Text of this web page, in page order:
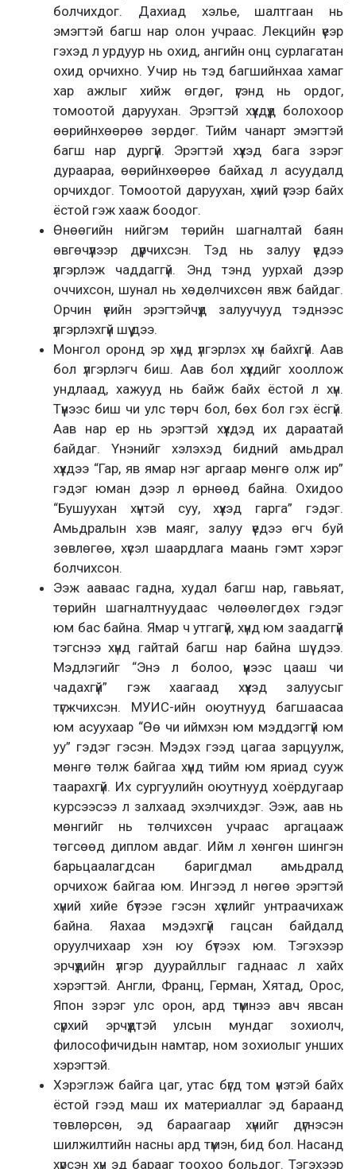
болчихдог. Дахиад хэлье, шалтгаан нь
эмэгтэй багш нар олон учраас. Лекцийн үеэр
гэхэд л урдуур нь охид, ангийн онц сурлагатан
охид орчихно. Учир нь тэд багшийнхаа хамаг
хар ажлыг хийж өгдөг, үгэнд нь ордог,
томоотой даруухан. Эрэгтэй хүүхдүүд болохоор
өөрийнхөөрөө зөрдөг. Тийм чанарт эмэгтэй
багш нар дургүй. Эрэгтэй хүүхэд бага зэрэг
дураараа, өөрийнхөөрөө байхад л асуудалд
орчихдог. Томоотой даруухан, хүний үгээр байх
ёстой гэж хааж боодог.
Өнөөгийн нийгэм төрийн шагналтай баян
өвгөчүүлээр дүүрчихсэн. Тэд нь залуу үедээ
үлгэрлэж чаддаггүй. Энд тэнд уурхай дээр
оччихсон, шунал нь хөдөлчихсөн явж байдаг.
Орчин үеийн эрэгтэйчүүд залуучууд тэднээс
үлгэрлэхгүй шүү дээ.
Монгол оронд эр хүнд үлгэрлэх хүн байхгүй. Аав
бол үлгэрлэгч биш. Аав бол хүүхдийг хооллож
ундлаад, хажууд нь байж байх ёстой л хүн.
Түүнээс биш чи улс төрч бол, бөх бол гэх ёсгүй.
Аав нар ер нь эрэгтэй хүүхдэд их дараатай
байдаг. Үнэнийг хэлэхэд бидний амьдрал
хүүхдээ “Гар, яв ямар нэг аргаар мөнгө олж ир”
гэдэг юман дээр л өрнөөд байна. Охидоо
“Бушуухан хүнтэй суу, хүүхэд гарга” гэдэг.
Амьдралын хэв маяг, залуу үедээ өгч буй
зөвлөгөө, хүсэл шаардлага маань гэмт хэрэг
болчихсон.
Ээж ааваас гадна, худал багш нар, гавьяат,
төрийн шагналтнуудаас чөлөөлөгдөх гэдэг
юм бас байна. Ямар ч утгагүй, хүнд юм заадаггүй
тэгснээ хүнд гайтай багш нар байна шүү дээ.
Мэдлэгийг “Энэ л болоо, үүнээс цааш чи
чадахгүй” гэж хаагаад хүүхэд залуусыг
түгжчихсэн. МУИС-ийн оюутнууд багшаасаа
юм асуухаар “Өө чи иймхэн юм мэддэггүй юм
уу” гэдэг гэсэн. Мэдэх гээд цагаа зарцуулж,
мөнгө төлж байгаа хүнд тийм юм яриад сууж
таарахгүй. Их сургуулийн оюутнууд хоёрдугаар
курсээсээ л залхаад эхэлчихдэг. Ээж, аав нь
мөнгийг нь төлчихсөн учраас аргацааж
төгсөөд диплом авдаг. Ийм л хөнгөн шингэн
барьцаалагдсан баригдмал амьдралд
орчихож байгаа юм. Ингээд л нөгөө эрэгтэй
хүний хийе бүтээе гэсэн хүслийг унтраачихаж
байна. Яахаа мэдэхгүй гацсан байдалд
оруулчихаар хэн юу бүтээх юм. Тэгэхээр
эрчүүдийн үлгэр дуурайллыг гаднаас л хайх
хэрэгтэй. Англи, Франц, Герман, Хятад, Орос,
Япон зэрэг улс орон, ард түмнээ авч явсан
сүрхий эрчүүдтэй улсын мундаг зохиолч,
философичидын намтар, ном зохиолыг унших
хэрэгтэй.
Хэрэглэж байга цаг, утас бүгд том үнэтэй байх
ёстой гээд маш их материаллаг эд бараанд
төвлөрсөн, эд бараагаар хүнийг дүгнэсэн
шилжилтийн насны ард түмэн, бид бол. Насанд
хүрсэн хүн эд барааг тоохоо больдог. Тэгэхээр